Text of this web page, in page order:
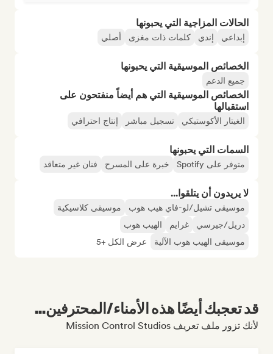
الحالات المزاجية التي يحبونها
إبداعي إندي كلمات ذات مغزى أصلي
الخصائص الموسيقية التي يحبونها
جميع الدعم
الخصائص الموسيقية التي هم أيضاً منفتحون على
استقبالها
الغيتار الأكوستيكي تسجيل مباشر إنتاج احترافي
السمات التي يحبونها
متوفر على Spotify خبرة على المسرح فنان غير متعاقد
لا يريدون أن يتلقوا...
موسيقى تشيل/لو-فاي هيب هوب
موسيقى كلاسيكية
دريل/جيرسي
غرايم
الهيب هوب
موسيقى الهيب هوب الآلية
عرض الكل +5
قد تعجبك أيضًا هذه الأمناء/المحترفين...
لأنك تزور ملف تعريف Mission Control Studios